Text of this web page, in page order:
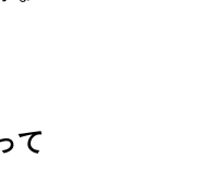
て